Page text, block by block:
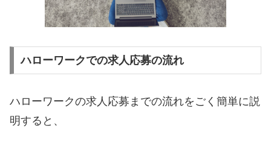
ハローワークでの求人応募の流れ
ハローワークの求人応募までの流れをごく簡単に説
明すると、